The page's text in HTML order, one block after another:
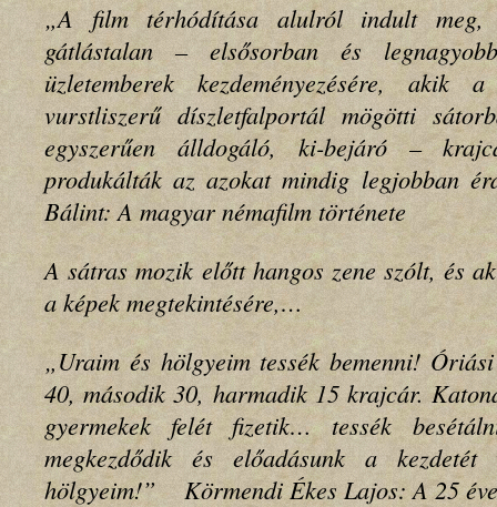
„A film térhódítása alulról indult meg,
gátlástalan – elsősorban és
üzletemberek kezdeményezésére, akik
vurstliszerű díszletfalportál mögötti
egyszerűen álldogáló, ki-bejáró –
produkálták az azokat mindig legjobban
Bálint: A magyar némafilm története
A sátras mozik előtt hangos zene szólt, és
a képek megtekintésére,…
„Uraim és hölgyeim tessék bemenni!
40, második 30, harmadik 15 krajcár.
gyermekek felét fizetik… tessék
megkezdődik és előadásunk a
hölgyeim!” Körmendi Ékes Lajos: A 25